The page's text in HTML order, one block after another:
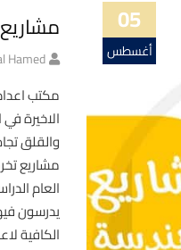
05
أغسطس
Hamed
مكتب
الاخيرة
والقلق
مشاريع
العام
يدرسون
الكافية